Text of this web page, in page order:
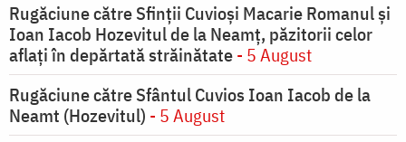
Rugăciune către Sfinții Cuvioși Macarie Romanul și
Ioan Iacob Hozevitul de la Neamț, păzitorii celor
aflați în depărtată străinătate- 5 August
Rugăciune către Sfântul Cuvios Ioan Iacob de la
Neamt (Hozevitul) - 5 August